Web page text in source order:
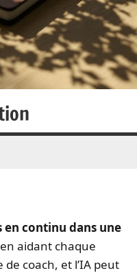
continu dans une
aidant chaque
coach, et l’IA peut